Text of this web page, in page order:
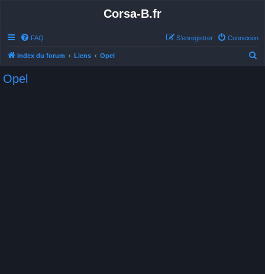
Corsa-B.fr
FAQ Connexion
S’enregistrer
Index du forum Liens Opel
Opel